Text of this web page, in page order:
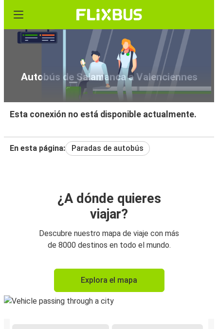
Autobús de Salamanca a Valenciennes
Esta conexión no está disponible actualmente.
En esta página: Paradas de autobús
¿A dónde quieres
viajar?
Descubre nuestro mapa de viaje con más
de 8000 destinos en todo el mundo.
Explora el mapa